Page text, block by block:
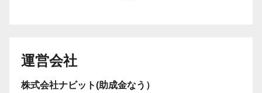
運営会社
株式会社ナビット(助成金なう）